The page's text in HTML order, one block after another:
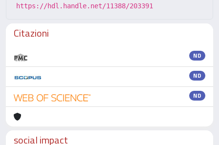
https://hdl.handle.net/11388/203391
Citazioni
ND
ND
ND
social impact